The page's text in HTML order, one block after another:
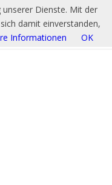
Dienste. Mit der
damit einverstanden,
Informationen OK